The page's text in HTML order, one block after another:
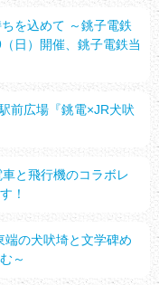
を込めて ～銚子電鉄
日）開催、銚子電鉄当
前広場『銚電×JR犬吠
と飛行機のコラボレ
！
の犬吠埼と文学碑め
～